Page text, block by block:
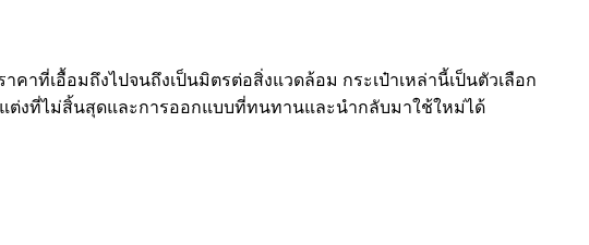
าที่เอื้อมถึงไปจนถึงเป็นมิตรต่อสิ่งแวดล้อม กระเป๋าเหล่านี้เป็นตัวเลือก
ต่งที่ไม่สิ้นสุดและการออกแบบที่ทนทานและนำกลับมาใช้ใหม่ได้